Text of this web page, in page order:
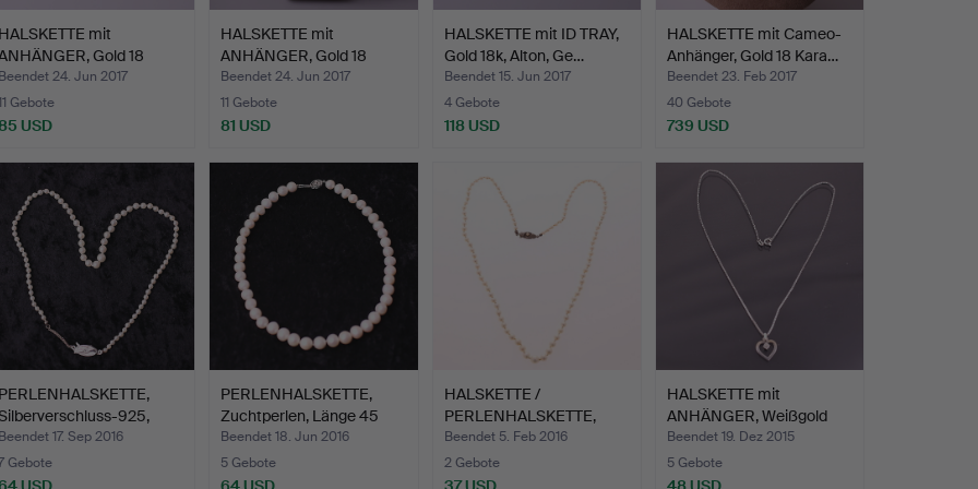
HALSKETTE mit
Gold 18
Karat, Anh…
Beendet 24. Jun 2017
Gebote
USD
HALSKETTE mit
ANHÄNGER, Gold 18
Karat + RI…
Beendet 24. Jun 2017
11 Gebote
81 USD
HALSKETTE mit ID TRAY,
Gold 18k, Alton, Ge…
Beendet 15. Jun 2017
4 Gebote
118 USD
HALSKETTE mit Cameo-
Anhänger, Gold 18 Kara…
Beendet 23. Feb 2017
40 Gebote
739 USD
PERLENHALSKETTE,
925,
Zuc…
Beendet 17. Sep 2016
Gebote
PERLENHALSKETTE,
Zuchtperlen, Länge 45
cm,…
Beendet 18. Jun 2016
5 Gebote
HALSKETTE /
PERLENHALSKETTE,
Zuchtperlen, …
Beendet 5. Feb 2016
2 Gebote
HALSKETTE mit
ANHÄNGER, Weißgold
18k, GFAB…
Beendet 19. Dez 2015
5 Gebote